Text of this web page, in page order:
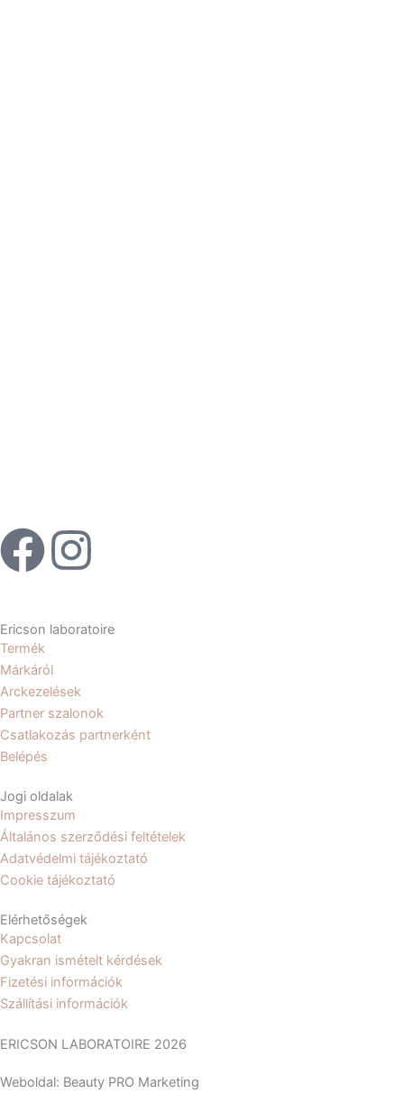
F
c
e
b
o
o
k
I
s
t
a
r
a
m
Ericson laboratoire
Termék
Márkáról
Arckezelések
Partner szalonok
Csatlakozás partnerként
Belépés
Jogi oldalak
Impresszum
Általános szerződési feltételek
Adatvédelmi tájékoztató
Cookie tájékoztató
Elérhetőségek
Kapcsolat
Gyakran ismételt kérdések
Fizetési információk
Szállítási információk
ERICSON LABORATOIRE 2026
Weboldal: Beauty PRO Marketing